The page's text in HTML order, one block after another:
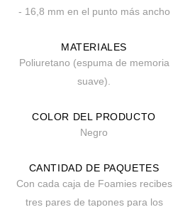
- 16,8 mm en el punto más ancho
MATERIALES
Poliuretano (espuma de memoria
suave).
COLOR DEL PRODUCTO
Negro
CANTIDAD DE PAQUETES
Con cada caja de Foamies recibes
tres pares de tapones para los